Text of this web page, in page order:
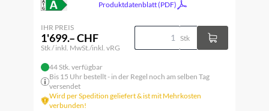
Produktdatenblatt (PDF)
IHR PREIS
1'699.– CHF
Stk / inkl. MwSt./inkl. vRG
Stk
44 Stk. verfügbar
Bis 15 Uhr bestellt - in der Regel noch am selben Tag
versendet
Wird per Spedition geliefert & ist mit Mehrkosten
verbunden!